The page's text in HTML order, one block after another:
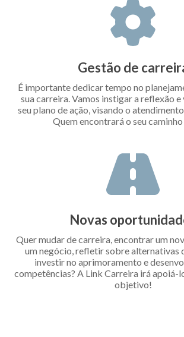
Gestão de
É importante dedicar tempo no
sua carreira. Vamos instigar a reflexão
seu plano de ação, visando o
Quem encontrará o seu
Novas
Quer mudar de carreira, encontrar um
um negócio, refletir sobre alternativas
investir no aprimoramento e
competências? A Link Carreira irá apoiá-
objetivo!